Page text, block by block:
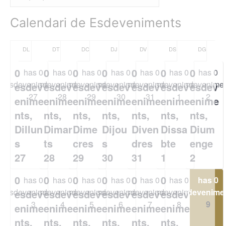
Calendari de Esdeveniments
DL DT DC DJ DV DS DG
has 0
esdeveniments,
27
0
esdev
enime
nts,
Dillun
s
27
has 0
esdeveniments,
28
0
esdev
enime
nts,
Dimar
ts
28
has 0
esdeveniments,
29
0
esdev
enime
nts,
Dime
cres
29
has 0
esdeveniments,
30
0
esdev
enime
nts,
Dijou
s
30
has 0
esdeveniments,
31
0
esdev
enime
nts,
Diven
dres
31
has 0
esdeveniments,
1
0
esdev
enime
nts,
Dissa
bte
1
has 0
2
0
esdev
enime
nts,
Dium
enge
2
has 0
esdeveniments,
3
0
esdev
enime
nts,
has 0
esdeveniments,
4
0
esdev
enime
nts,
has 0
esdeveniments,
5
0
esdev
enime
nts,
has 0
esdeveniments,
6
0
esdev
enime
nts,
has 0
esdeveniments,
7
0
esdev
enime
nts,
has 0
esdeveniments,
8
0
esdev
enime
nts,
has 0
9
esdev
enime